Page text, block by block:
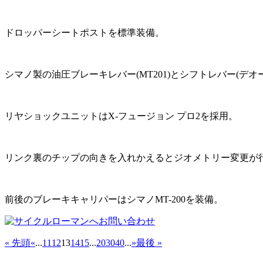
ドロッパーシートポストを標準装備。
シマノ製の油圧ブレーキレバー(MT201)とシフトレバー(デオ
リヤショックユニットはX-フュージョン プロ2を採用。
リンク裏のチップの向きを入れかえるとジオメトリー変更
前後のブレーキキャリパーはシマノMT-200を装備。
« 先頭«...11 12131415...203040...»最後 »